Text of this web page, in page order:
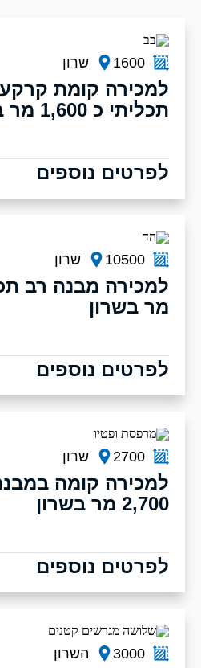
1600 שרון
למכירה קומת
תכליתי כ 1,600 מר בשרון
לפרטים נוספים
10500 שרון
מר בשרון
לפרטים נוספים
2700 שרון
למכירה קומה
2,700 מר בשרון
לפרטים נוספים
3000 השרון